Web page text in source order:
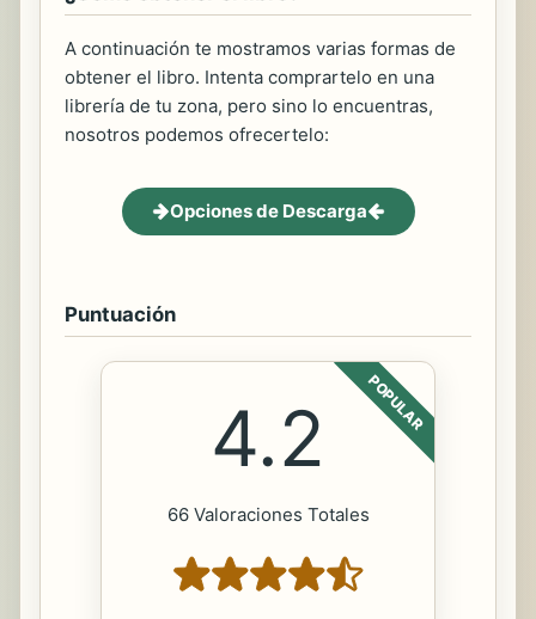
A continuación te mostramos varias formas de
obtener el libro. Intenta comprartelo en una
librería de tu zona, pero sino lo encuentras,
nosotros podemos ofrecertelo:
Opciones de Descarga
Puntuación
POPULAR
4.2
66 Valoraciones Totales